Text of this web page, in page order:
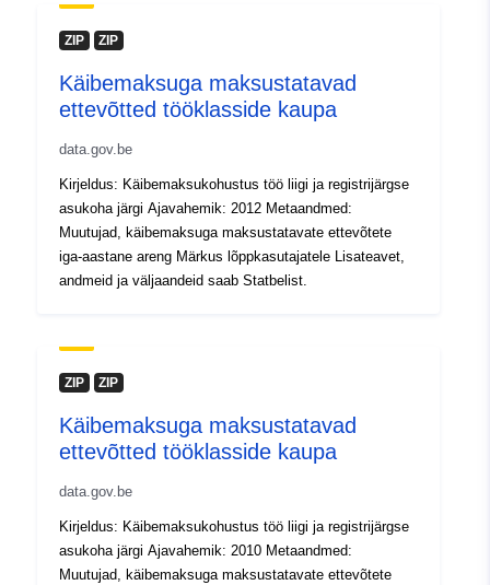
Kontaktpunktid:
Statbel (Directorate General
Statistics - Statistics Belgium)
mailto:statbel@economie.fgov.be
URL: https://statbel.fgov.be/nl
https://statbel.fgov.be/en
https://statbel.fgov.be/fr
Kataloogi kirje:
30 July 2026
Geograafiline
ulatus:
], [ 2.54, 49.49 ], [ 2.54, 51.51
] ]
ZIP ZIP
Käibemaksuga maksustatavad
ettevõtted tööklasside kaupa
data.gov.be
Kirjeldus: Käibemaksukohustus töö liigi ja registrijärgse
asukoha järgi Ajavahemik: 2012 Metaandmed:
Muutujad, käibemaksuga maksustatavate ettevõtete
iga-aastane areng Märkus lõppkasutajatele Lisateavet,
andmeid ja väljaandeid saab Statbelist.
ZIP ZIP
Käibemaksuga maksustatavad
ettevõtted tööklasside kaupa
data.gov.be
Kirjeldus: Käibemaksukohustus töö liigi ja registrijärgse
asukoha järgi Ajavahemik: 2010 Metaandmed:
Muutujad, käibemaksuga maksustatavate ettevõtete